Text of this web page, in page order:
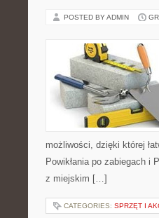
POSTED BY ADMIN
możliwości, dzięki której
Powikłania po zabiegach i
z miejskim […]
CATEGORIES: SPRZĘT I